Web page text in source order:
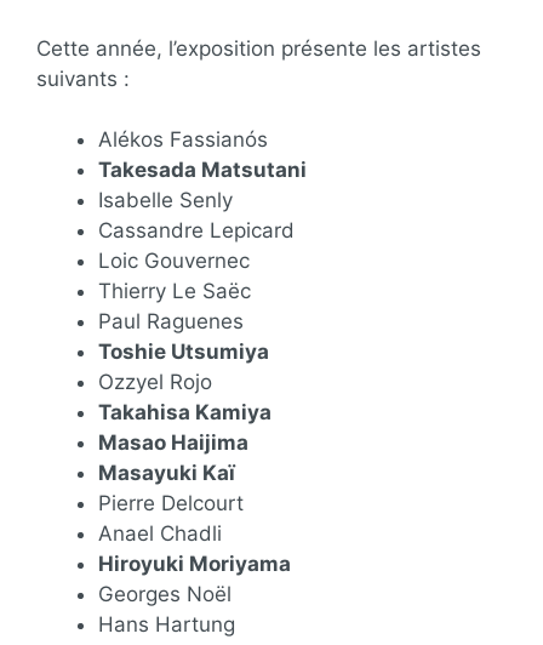
Cette année, l’exposition présente les artistes
suivants :
Alékos Fassianós
Takesada Matsutani
Isabelle Senly
Cassandre Lepicard
Loic Gouvernec
Thierry Le Saëc
Paul Raguenes
Toshie Utsumiya
Ozzyel Rojo
Takahisa Kamiya
Masao Haijima
Masayuki Kaï
Pierre Delcourt
Anael Chadli
Hiroyuki Moriyama
Georges Noël
Hans Hartung